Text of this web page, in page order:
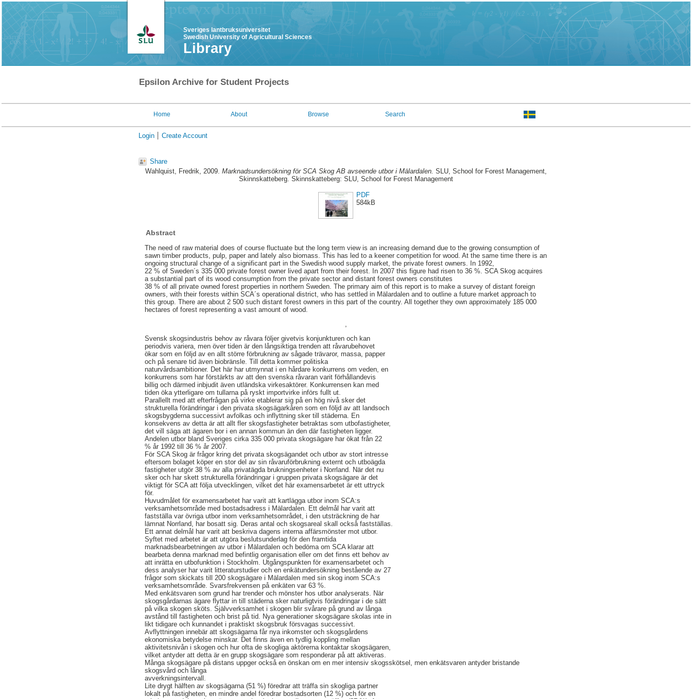
Sveriges lantbruksuniversitet
Swedish University of Agricultural Sciences
Library
Epsilon Archive for Student Projects
Home About Browse Search
Login Create Account
Share
Wahlquist, Fredrik, 2009. Marknadsundersökning för SCA Skog AB avseende utbor i Mälardalen. SLU, School for Forest Management,
Skinnskatteberg. Skinnskatteberg: SLU, School for Forest Management
PDF
584kB
Abstract
The need of raw material does of course fluctuate but the long term view is an increasing demand due to the growing consumption of
sawn timber products, pulp, paper and lately also biomass. This has led to a keener competition for wood. At the same time there is an
ongoing structural change of a significant part in the Swedish wood supply market, the private forest owners. In 1992,
22 % of Sweden´s 335 000 private forest owner lived apart from their forest. In 2007 this figure had risen to 36 %. SCA Skog acquires
a substantial part of its wood consumption from the private sector and distant forest owners constitutes
38 % of all private owned forest properties in northern Sweden. The primary aim of this report is to make a survey of distant foreign
owners, with their forests within SCA´s operational district, who has settled in Mälardalen and to outline a future market approach to
this group. There are about 2 500 such distant forest owners in this part of the country. All together they own approximately 185 000
hectares of forest representing a vast amount of wood.
Svensk skogsindustris behov av råvara följer givetvis konjunkturen och kan
periodvis variera, men över tiden är den långsiktiga trenden att råvarubehovet
ökar som en följd av en allt större förbrukning av sågade trävaror, massa, papper
och på senare tid även biobränsle. Till detta kommer politiska
naturvårdsambitioner. Det här har utmynnat i en hårdare konkurrens om veden, en
konkurrens som har förstärkts av att den svenska råvaran varit förhållandevis
billig och därmed inbjudit även utländska virkesaktörer. Konkurrensen kan med
tiden öka ytterligare om tullarna på ryskt importvirke införs fullt ut.
Parallellt med att efterfrågan på virke etablerar sig på en hög nivå sker det
strukturella förändringar i den privata skogsägarkåren som en följd av att landsoch
skogsbygderna successivt avfolkas och inflyttning sker till städerna. En
konsekvens av detta är att allt fler skogsfastigheter betraktas som utbofastigheter,
det vill säga att ägaren bor i en annan kommun än den där fastigheten ligger.
Andelen utbor bland Sveriges cirka 335 000 privata skogsägare har ökat från 22
% år 1992 till 36 % år 2007.
För SCA Skog är frågor kring det privata skogsägandet och utbor av stort intresse
eftersom bolaget köper en stor del av sin råvaruförbrukning externt och utboägda
fastigheter utgör 38 % av alla privatägda brukningsenheter i Norrland. När det nu
sker och har skett strukturella förändringar i gruppen privata skogsägare är det
viktigt för SCA att följa utvecklingen, vilket det här examensarbetet är ett uttryck
för.
Huvudmålet för examensarbetet har varit att kartlägga utbor inom SCA:s
verksamhetsområde med bostadsadress i Mälardalen. Ett delmål har varit att
fastställa var övriga utbor inom verksamhetsområdet, i den utsträckning de har
lämnat Norrland, har bosatt sig. Deras antal och skogsareal skall också fastställas.
Ett annat delmål har varit att beskriva dagens interna affärsmönster mot utbor.
Syftet med arbetet är att utgöra beslutsunderlag för den framtida
marknadsbearbetningen av utbor i Mälardalen och bedöma om SCA klarar att
bearbeta denna marknad med befintlig organisation eller om det finns ett behov av
att inrätta en utbofunktion i Stockholm. Utgångspunkten för examensarbetet och
dess analyser har varit litteraturstudier och en enkätundersökning bestående av 27
frågor som skickats till 200 skogsägare i Mälardalen med sin skog inom SCA:s
verksamhetsområde. Svarsfrekvensen på enkäten var 63 %.
Med enkätsvaren som grund har trender och mönster hos utbor analyserats. När
skogsgårdarnas ägare flyttar in till städerna sker naturligtvis förändringar i de sätt
på vilka skogen sköts. Självverksamhet i skogen blir svårare på grund av långa
avstånd till fastigheten och brist på tid. Nya generationer skogsägare skolas inte in
likt tidigare och kunnandet i praktiskt skogsbruk försvagas successivt.
Avflyttningen innebär att skogsägarna får nya inkomster och skogsgårdens
ekonomiska betydelse minskar. Det finns även en tydlig koppling mellan
aktivitetsnivån i skogen och hur ofta de skogliga aktörerna kontaktar skogsägaren,
vilket antyder att detta är en grupp skogsägare som responderar på att aktiveras.
Många skogsägare på distans uppger också en önskan om en mer intensiv skogsskötsel, men enkätsvaren antyder bristande
skogsvård och långa
avverkningsintervall.
Lite drygt hälften av skogsägarna (51 %) föredrar att träffa sin skogliga partner
lokalt på fastigheten, en mindre andel föredrar bostadsorten (12 %) och för en